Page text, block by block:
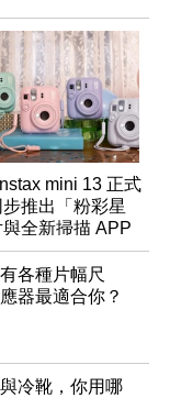
mini 13 正式
推出「粉彩星
全新掃描 APP
各種片幅尺
器最適合你？
冷靴，你用哪